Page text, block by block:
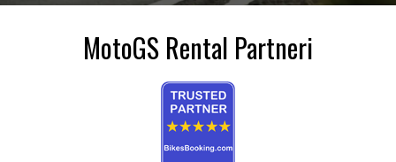
MotoGS Rental Partneri